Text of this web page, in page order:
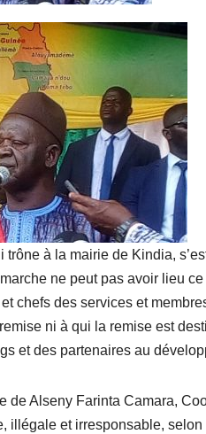
trône à la mairie de Kindia,
ne peut pas avoir lieu
chefs des services et
ni à qui la remise est
et des partenaires au
de Alseny Farinta Camara,
illégale et irresponsable,